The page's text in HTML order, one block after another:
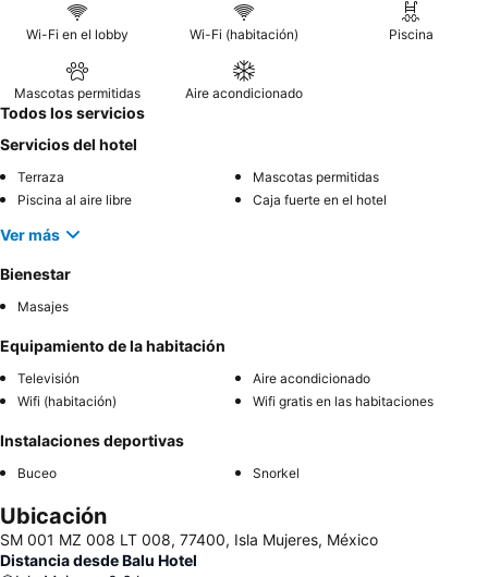
habitaciones con
balcón privadosuelen ofrecer agradables
vistas al mar.
Wi-Fi en el lobby Wi-Fi (habitación) Piscina
Mascotas permitidas Aire acondicionado
Todos los servicios
Servicios del hotel
Terraza
Mascotas permitidas
Piscina al aire libre
Caja fuerte en el hotel
Ver más
Bienestar
Masajes
Equipamiento de la habitación
Televisión
Aire acondicionado
Wifi (habitación)
Wifi gratis en las habitaciones
Instalaciones deportivas
Buceo Snorkel
Ubicación
SM 001 MZ 008 LT 008, 77400, Isla Mujeres, México
Distancia desde Balu Hotel